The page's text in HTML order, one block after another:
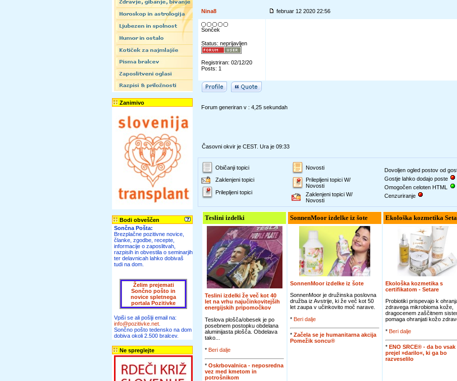
Zanimivo
Bodi obveščen
Sončna Pošta:
Brezplačne pozitivne novice,
članke, zgodbe, recepte,
informacije o zaposlitvah,
razpisih in obvestila o seminarjih
ter delavnicah lahko dobivaš
tudi na dom.
Želim prejemati
Sončno pošto in
novice spletnega
portala Pozitivke
Vpiši se ali pošlji email na:
info@pozitivke.net
Sončno pošto tedensko na dom
dobiva okoli 2.500 bralcev.
Ne spreglejte
Nina8 februar 12 2020 22:56
Sonček
Status: neprijavljen
Registriran: 02/12/20
Posts: 1
Forum generiran v : 4,25 sekundah
Časovni okvir je CEST. Ura je 09:33
Običanji topici
Zaklenjeni topici
Prilepljeni topici
Novosti
Prilepljeni topici W/
Novosti
Zaklenjeni topici W/
Novosti
Dovoljen ogled postov od
Gostje lahko dodajo poste
Omogočen celoten HTML
Cenzuriranje
Teslini izdelki
Teslini izdelki že več kot 40
let na vrhu najučinkovitejših
energijskih pripomočkov
Teslova plošča/obesek je po
posebnem postopku obdelana
aluminijasta plošča. Obdelava
tako...
* Beri dalje
* Oskrbovalnica - neposredna
vez med kmetom in
potrošnikom
SonnenMoor izdelke iz šote
SonnenMoor izdelke iz šote
SonnenMoor je družinska poslovna
družba iz Avstrije, ki že več kot 50
let zaupa v učinkovito moč narave.
* Beri dalje
* Začela se je humanitarna akcija
Pomežik soncu®
Ekološka kozmetika
Ekološka kozmetika s
certifikatom - Setare
Probiotiki prispevajo k
zdravega mikrobioma kože,
dragocenem zaščitnem
pomaga ohranjati kožo
* Beri dalje
* ENO SRCE® - da bo
prejel »darilo«, ki ga bo
razveselilo